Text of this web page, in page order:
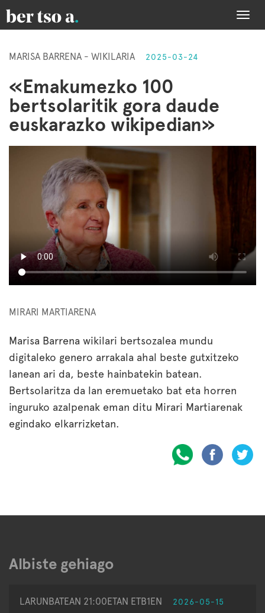
MARISA BARRENA - WIKILARIA 2025-03-24
«Emakumezko 100
bertsolaritik gora daude
euskarazko wikipedian»
MIRARI MARTIARENA
Marisa Barrena wikilari bertsozalea mundu
digitaleko genero arrakala ahal beste gutxitzeko
lanean ari da, beste hainbatekin batean.
Bertsolaritza da lan eremuetako bat eta horren
inguruko azalpenak eman ditu Mirari Martiarenak
egindako elkarrizketan.
Albiste gehiago
LARUNBATEAN 21:00ETAN ETB1EN 2026-05-15